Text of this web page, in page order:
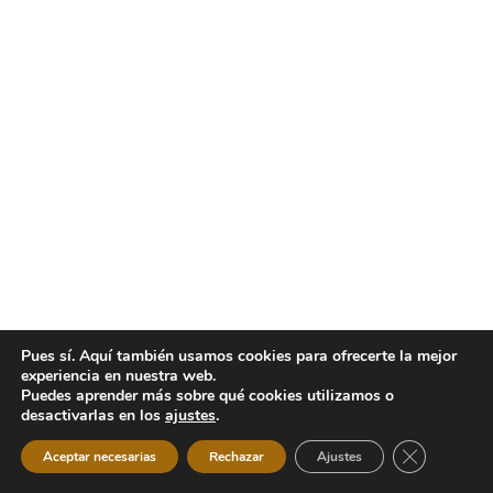
Pues sí. Aquí también usamos cookies para ofrecerte la mejor
experiencia en nuestra web.
Puedes aprender más sobre qué cookies utilizamos o
desactivarlas en los ajustes.
Aceptar necesarias Rechazar Ajustes Cerrar el